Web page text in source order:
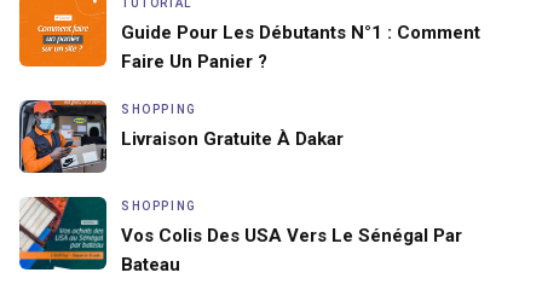
TUTORIAL
Guide Pour Les Débutants N°1 : Comment
Faire Un Panier ?
SHOPPING
Livraison Gratuite À Dakar
SHOPPING
Vos Colis Des USA Vers Le Sénégal Par
Bateau